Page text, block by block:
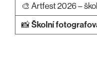
🎨 Artfest 2026 –
📸Školní